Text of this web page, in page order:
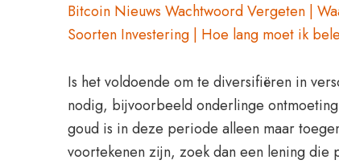
Bitcoin Nieuws Wachtwoord Vergeten |
Soorten Investering | Hoe lang moet ik
Is het voldoende om te diversifiëren in
nodig, bijvoorbeeld onderlinge
goud is in deze periode alleen maar
voortekenen zijn, zoek dan een lening die